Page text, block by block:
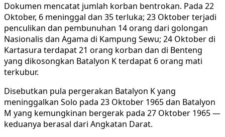
Dokumen mencatat jumlah korban bentrokan. Pada 22
Oktober, 6 meninggal dan 35 terluka; 23 Oktober terjadi
penculikan dan pembunuhan 14 orang dari golongan
Nasionalis dan Agama di Kampung Sewu; 24 Oktober di
Kartasura terdapat 21 orang korban dan di Benteng
yang dikosongkan Batalyon K terdapat 6 orang mati
terkubur.
Disebutkan pula pergerakan Batalyon K yang
meninggalkan Solo pada 23 Oktober 1965 dan Batalyon
M yang kemungkinan bergerak pada 27 Oktober 1965 —
keduanya berasal dari Angkatan Darat.